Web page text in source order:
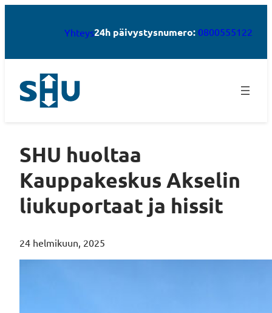
Yhteys24h päivystysnumero: 0800555122
SHU huoltaa
Kauppakeskus Akselin
liukuportaat ja hissit
24 helmikuun, 2025